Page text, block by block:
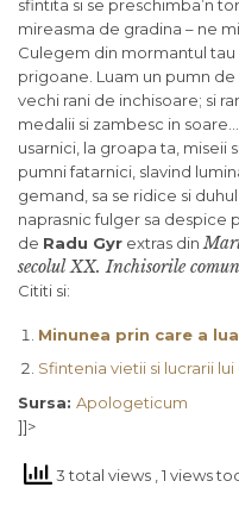
sfintita si se preschimba’n
mireasma de gradina – ne
Culegem din mormantul tau
prigoane. Luam un pumn
vechi rani de inchisoare; si
medalii si zambesc in
usarnici, la groapa ta, miseii
pumni fatarnici, slavind
gemand, sa se ridice si
naprasnic fulger sa despice
de Radu Gyr extras din
secolul XX. Inchisorile
Cititi si:
Minunea prin care a
Sfintenia vietii si lucrarii
Sursa: Apologeticum
]]>
3 total views , 1 views